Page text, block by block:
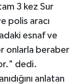
3 kez Sur
polis aracı
esnaf ve
onlarla beraber
dedi.
anlatan